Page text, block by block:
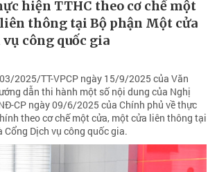
hiện TTHC theo cơ chế một
thông tại Bộ phận Một cửa
công quốc gia
2025/TT-VPCP ngày 15/9/2025 của Văn
dẫn thi hành một số nội dung của Nghị
CP ngày 09/6/2025 của Chính phủ về thực
theo cơ chế một cửa, một cửa liên thông tại
Cổng Dịch vụ công quốc gia.